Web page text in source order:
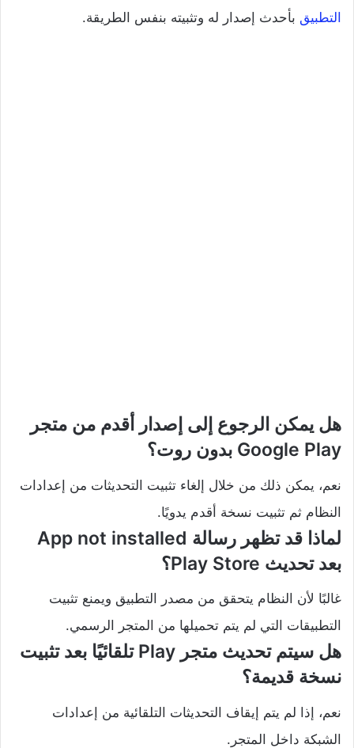
التطبيق بأحدث إصدار له وتثبيته بنفس الطريقة.
هل يمكن الرجوع إلى إصدار أقدم من متجر
Google Play بدون روت؟
نعم، يمكن ذلك من خلال إلغاء تثبيت التحديثات من إعدادات
النظام ثم تثبيت نسخة أقدم يدويًا.
لماذا قد تظهر رسالة App not installed
بعد تحديث Play Store؟
غالبًا لأن النظام يتحقق من مصدر التطبيق ويمنع تثبيت
التطبيقات التي لم يتم تحميلها من المتجر الرسمي.
هل سيتم تحديث متجر Play تلقائيًا بعد تثبيت
نسخة قديمة؟
نعم، إذا لم يتم إيقاف التحديثات التلقائية من إعدادات
الشبكة داخل المتجر.